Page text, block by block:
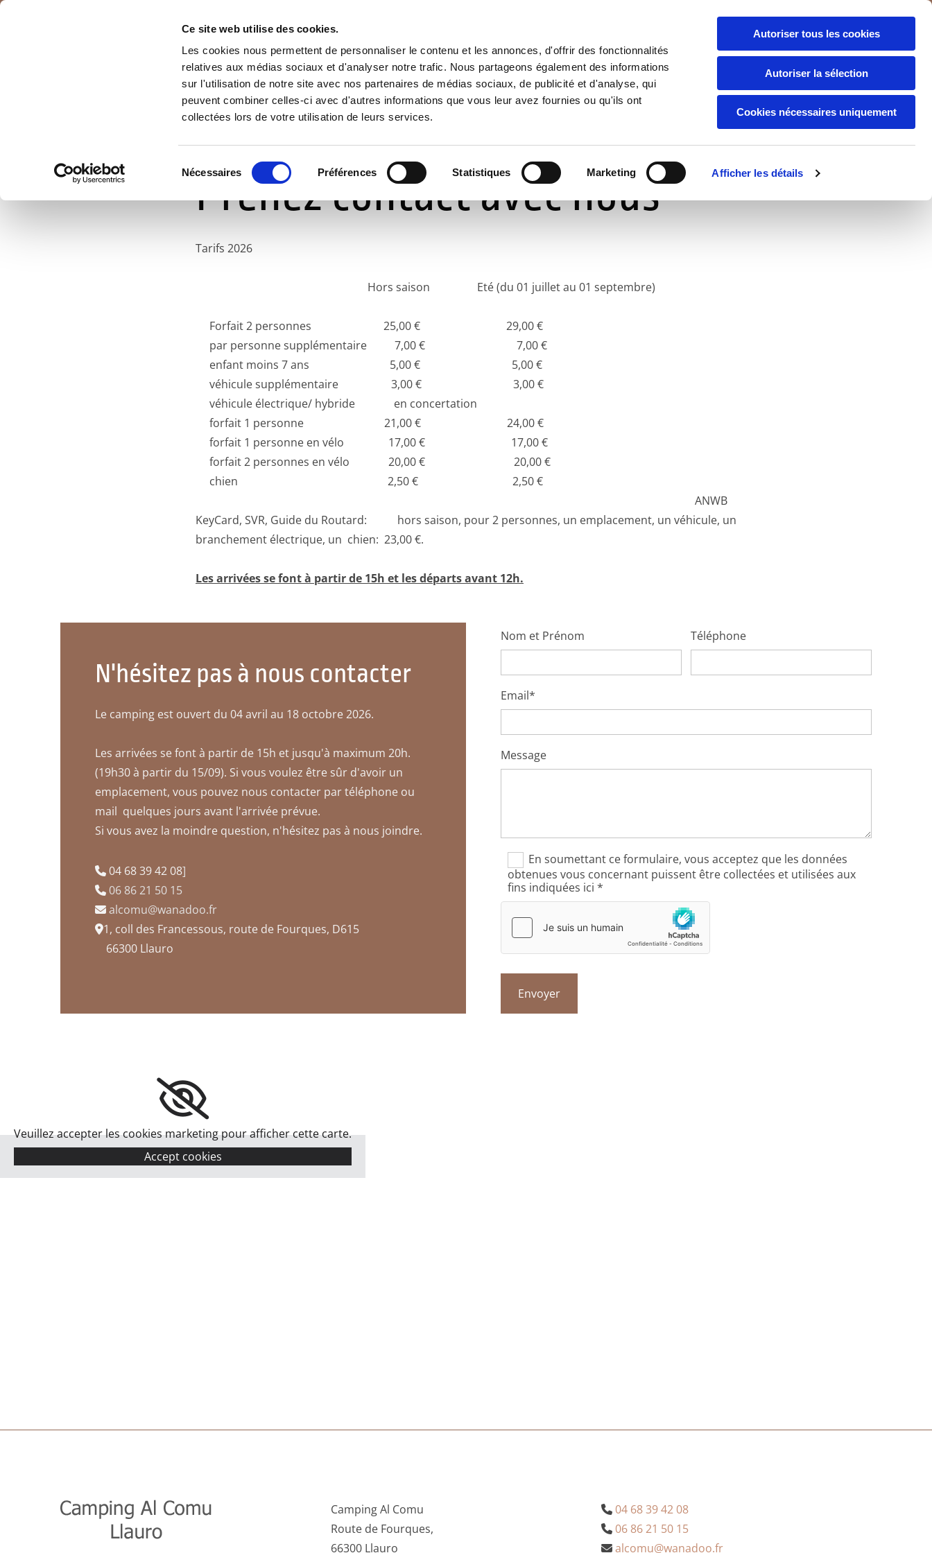
Ce site web utilise des cookies.
Les cookies nous permettent de personnaliser le contenu et les annonces, d'offrir des fonctionnalités
relatives aux médias sociaux et d'analyser notre trafic. Nous partageons également des informations
sur l'utilisation de notre site avec nos partenaires de médias sociaux, de publicité et d'analyse, qui
peuvent combiner celles-ci avec d'autres informations que vous leur avez fournies ou qu'ils ont
collectées lors de votre utilisation de leurs services.
du
Nécessaires Préférences Statistiques Marketing Afficher les détails
Autoriser tous les cookies
Autoriser la sélection
Cookies nécessaires uniquement
06 86 21 50 15 04 68 39 42 08
ACCUEIL TOURISME AUTOUR DU CAMPING CONTACT ET TARIFS NEDERLANDS ENGLISH
Prenez contact avec nous
Tarifs 2026
Hors saison Eté (du 01 juillet au 01 septembre)
Forfait 2 personnes 25,00 € 29,00 €
par personne supplémentaire 7,00 € 7,00 €
enfant moins 7 ans 5,00 € 5,00 €
véhicule supplémentaire 3,00 € 3,00 €
véhicule électrique/ hybride en concertation
forfait 1 personne 21,00 € 24,00 €
forfait 1 personne en vélo 17,00 € 17,00 €
forfait 2 personnes en vélo 20,00 € 20,00 €
chien 2,50 € 2,50 €
ANWB
KeyCard, SVR, Guide du Routard: hors saison, pour 2 personnes, un emplacement, un véhicule, un
branchement électrique, un chien: 23,00 €.
Les arrivées se font à partir de 15h et les départs avant 12h.
N'hésitez pas à nous contacter
Le camping est ouvert du 04 avril au 18 octobre 2026.
Les arrivées se font à partir de 15h et jusqu'à maximum 20h.
(19h30 à partir du 15/09). Si vous voulez être sûr d'avoir un
emplacement, vous pouvez nous contacter par téléphone ou
mail quelques jours avant l'arrivée prévue.
Si vous avez la moindre question, n'hésitez pas à nous joindre.
 04 68 39 42 08]
 06 86 21 50 15
 alcomu@wanadoo.fr
1, coll des Francessous, route de Fourques, D615
66300 Llauro
Nom et Prénom Téléphone
Email*
Message
En soumettant ce formulaire, vous acceptez que les données
obtenues vous concernant puissent être collectées et utilisées aux
fins indiquées ici *
Veuillez accepter les cookies marketing pour afficher cette carte.
Accept cookies
Camping Al Comu
Route de Fourques,
66300 Llauro
 04 68 39 42 08
 06 86 21 50 15
 alcomu@wanadoo.fr